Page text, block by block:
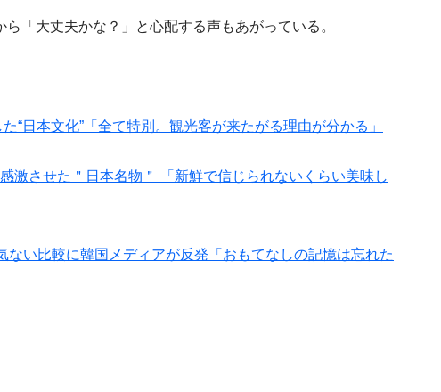
「大丈夫かな？」と心配する声もあがっている。
“日本文化”「全て特別。観光客が来たがる理由が分かる」
激させた＂日本名物＂ 「新鮮で信じられないくらい美味し
ない比較に韓国メディアが反発「おもてなしの記憶は忘れた